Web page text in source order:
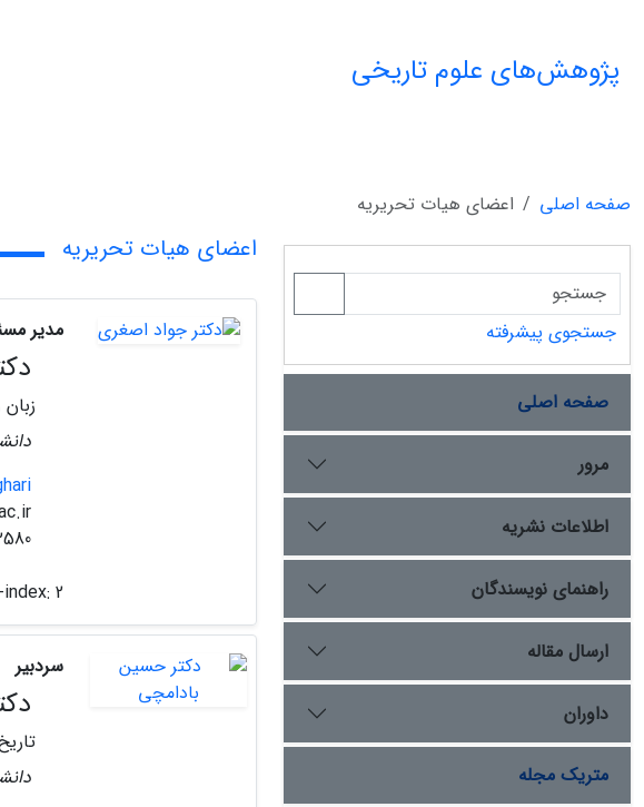
پژوهش‌های علوم تاریخی
صفحه اصلی اعضای هیات تحریریه
جستجوی پیشرفته
صفحه اصلی
مرور
اطلاعات نشریه
راهنمای نویسندگان
ارسال مقاله
داوران
متریک مجله
اعضای هیات تحریریه
مدیر
2
سردبیر